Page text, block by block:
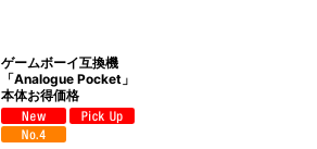
ゲームボーイ互換機
「Analogue Pocket」
本体お得価格